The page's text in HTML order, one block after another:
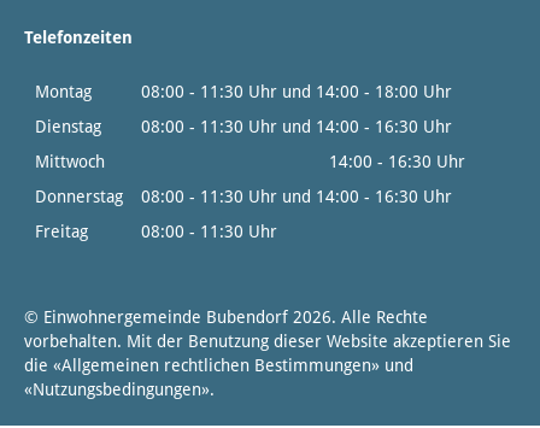
Telefonzeiten
Montag
08:00 - 11:30 Uhr und 14:00 - 18:00 Uhr
Dienstag
08:00 - 11:30 Uhr und 14:00 - 16:30 Uhr
Mittwoch
14:00 - 16:30 Uhr
Donnerstag
08:00 - 11:30 Uhr und 14:00 - 16:30 Uhr
Freitag
08:00 - 11:30 Uhr
© Einwohnergemeinde Bubendorf 2026. Alle Rechte
vorbehalten. Mit der Benutzung dieser Website akzeptieren Sie
die «Allgemeinen rechtlichen Bestimmungen» und
«Nutzungsbedingungen».